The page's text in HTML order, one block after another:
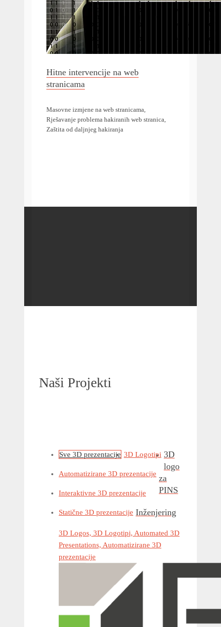
Hitne intervencije na web
stranicama
Masovne izmjene na web stranicama,
Rješavanje problema hakiranih web stranica,
Zaštita od daljnjeg hakiranja
Naši Projekti
Sve 3D prezentacije 3D Logotipi
Automatizirane 3D prezentacije
Interaktivne 3D prezentacije
Statične 3D prezentacije
3D
logo
za
PINS
Inženjering
3D Logos, 3D Logotipi, Automated 3D
Presentations, Automatizirane 3D
prezentacije